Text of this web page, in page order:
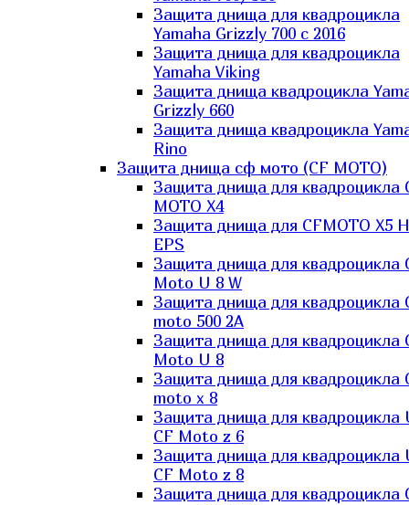
Защита днища для квадроцикла
Yamaha Grizzly 700 с 2016
Защита днища для квадроцикла
Yamaha Viking
Защита днища квадроцикла
Grizzly 660
Защита днища квадроцикла
Rino
Защита днища сф мото (CF MOTO)
Защита днища для квадроцикла
MOTO X4
Защита днища для CFMOTO X5
EPS
Защита днища для квадроцикла
Moto U 8 W
Защита днища для квадроцикла
moto 500 2A
Защита днища для квадроцикла
Moto U 8
Защита днища для квадроцикла
moto x 8
Защита днища для квадроцикла
CF Moto z 6
Защита днища для квадроцикла
CF Moto z 8
Защита днища для квадроцикла